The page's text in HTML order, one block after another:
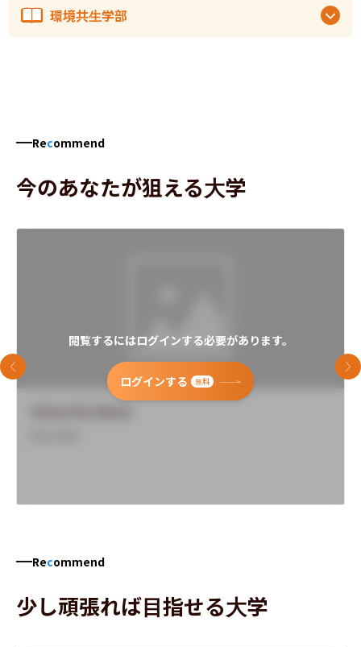
環境共生学部
Recommend
今のあなたが狙える大学
閲覧するにはログインする必要があります。
ログインする 無料
前のスライド 次
Recommend
少し頑張れば目指せる大学